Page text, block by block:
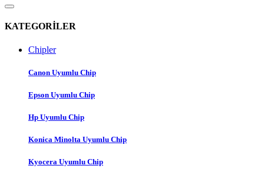
KATEGORİLER
Chipler
Canon Uyumlu Chip
Epson Uyumlu Chip
Hp Uyumlu Chip
Konica Minolta Uyumlu Chip
Kyocera Uyumlu Chip